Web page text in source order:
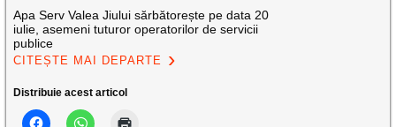
Apa Serv Valea Jiului sărbătorește pe data 20
iulie, asemeni tuturor operatorilor de servicii
publice
CITEȘTE MAI DEPARTE
Distribuie acest articol